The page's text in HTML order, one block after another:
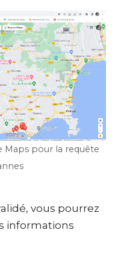
Maps pour la requête
vous pourrez
informations